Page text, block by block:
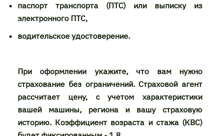
паспорт транспорта (ПТС) или выписку из
электронного ПТС,
водительское удостоверение.
При оформлении укажите, что вам нужно
страхование без ограничений. Страховой агент
рассчитает цену, с учетом характеристики
вашей машины, региона и вашу страховую
историю. Коэффициент возраста и стажа (КВС)